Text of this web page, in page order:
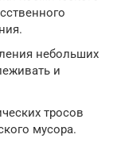
небольших
и
тросов
мусора.